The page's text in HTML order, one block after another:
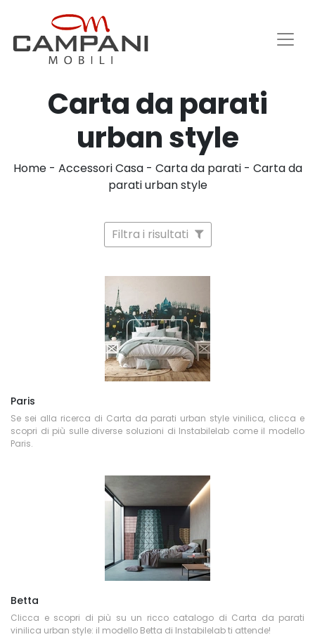
Carta da parati
urban style
Home- Accessori Casa- Carta da parati- Carta da
parati urban style
Filtra i risultati
Paris
Se sei alla ricerca di Carta da parati urban style vinilica, clicca e
scopri di più sulle diverse soluzioni di Instabilelab come il modello
Paris.
Betta
Clicca e scopri di più su un ricco catalogo di Carta da parati
vinilica urban style: il modello Betta di Instabilelab ti attende!